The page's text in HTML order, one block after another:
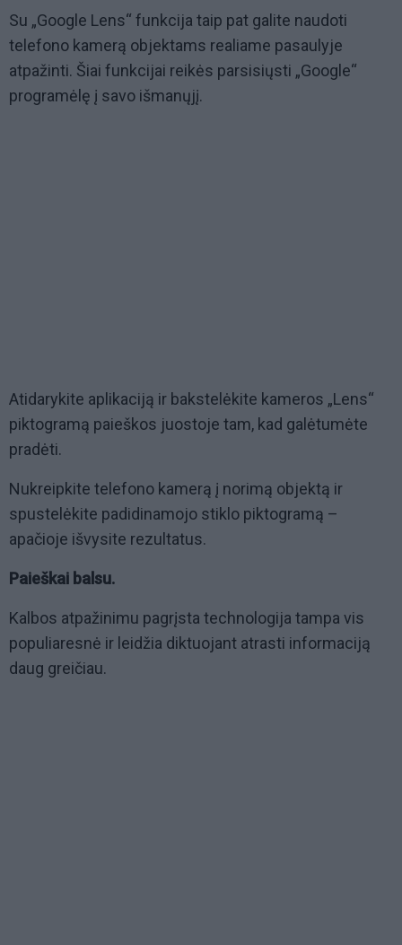
Su „Google Lens“ funkcija taip pat galite naudoti
telefono kamerą objektams realiame pasaulyje
atpažinti. Šiai funkcijai reikės parsisiųsti „Google“
programėlę į savo išmanųjį.
Atidarykite aplikaciją ir bakstelėkite kameros „Lens“
piktogramą paieškos juostoje tam, kad galėtumėte
pradėti.
Nukreipkite telefono kamerą į norimą objektą ir
spustelėkite padidinamojo stiklo piktogramą –
apačioje išvysite rezultatus.
Paieškai balsu.
Kalbos atpažinimu pagrįsta technologija tampa vis
populiaresnė ir leidžia diktuojant atrasti informaciją
daug greičiau.